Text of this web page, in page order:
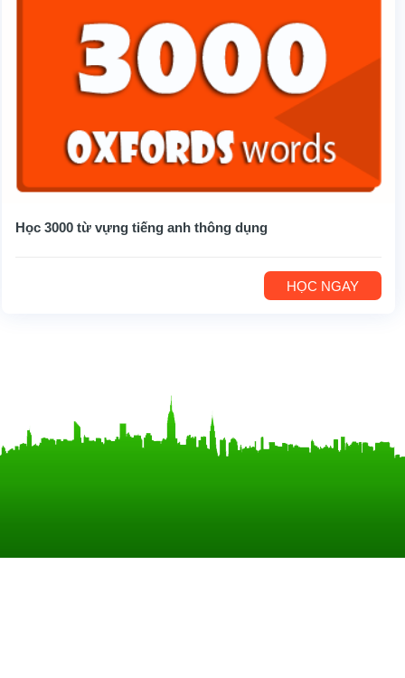
Học 3000 từ vựng tiếng anh thông dụng
HỌC NGAY